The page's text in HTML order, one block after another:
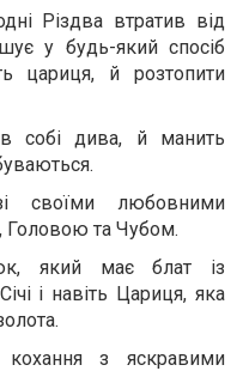
Різдва втратив від
у будь-який спосіб
цариця, й розтопити
в собі дива, й манить
своїми любовними
Головою та Чубом.
який має блат із
і навіть Цариця, яка
з яскравими